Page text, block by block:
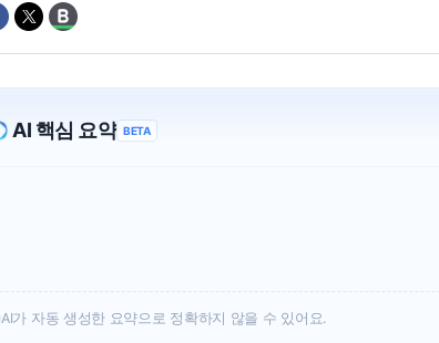
AI 핵심 요약 BETA
AI가 자동 생성한 요약으로 정확하지 않을 수 있어요.